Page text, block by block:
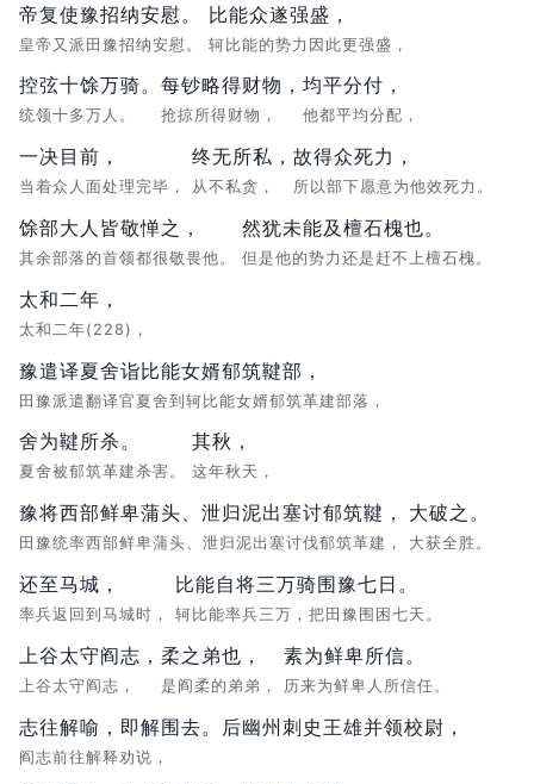
帝复使豫招纳安慰。
皇帝又派田豫招纳安慰。
比能众遂强盛，
轲比能的势力因此更强盛，
控弦十馀万骑。
统领十多万人。
每钞略得财物，
抢掠所得财物，
均平分付，
他都平均分配，
一决目前，
当着众人面处理完毕，
终无所私，
从不私贪，
故得众死力，
所以部下愿意为他效死力。
馀部大人皆敬惮之，
其余部落的首领都很敬畏他。
然犹未能及檀石槐也。
但是他的势力还是赶不上檀石槐。
太和二年，
太和二年(228)，
豫遣译夏舍诣比能女婿郁筑鞬部，
田豫派遣翻译官夏舍到轲比能女婿郁筑革建部落，
舍为鞬所杀。
夏舍被郁筑革建杀害。
其秋，
这年秋天，
豫将西部鲜卑蒲头、泄归泥出塞讨郁筑鞬，
田豫统率西部鲜卑蒲头、泄归泥出塞讨伐郁筑革建，
大破之。
大获全胜。
还至马城，
率兵返回到马城时，
比能自将三万骑围豫七日。
轲比能率兵三万，把田豫围困七天。
上谷太守阎志，
上谷太守阎志，
柔之弟也，
是阎柔的弟弟，
素为鲜卑所信。
历来为鲜卑人所信任。
志往解喻，即解围去。后幽州刺史王雄并领校尉，
阎志前往解释劝说，